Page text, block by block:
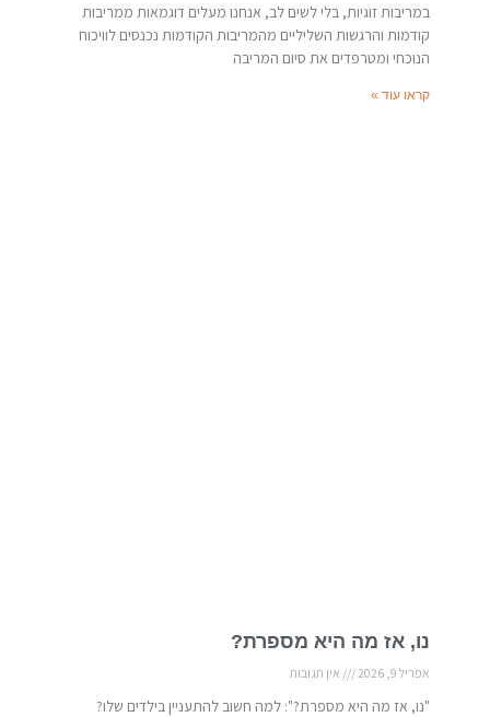
במריבות זוגיות, בלי לשים לב, אנחנו מעלים דוגמאות ממריבות
קודמות והרגשות השליליים מהמריבות הקודמות נכנסים לוויכוח
הנוכחי ומטרפדים את סיום המריבה
קראו עוד »
נו, אז מה היא מספרת?
אפריל 9, 2026 אין תגובות
"נו, אז מה היא מספרת?": למה חשוב להתעניין בילדים שלו?